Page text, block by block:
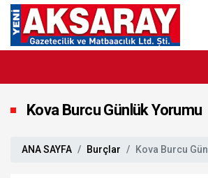
Kova Burcu Günlük Yorumu
ANA SAYFA Burçlar Kova Burcu